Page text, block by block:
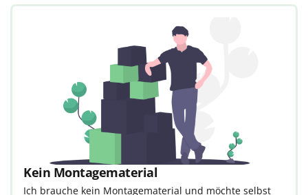
Kein Montagematerial
Ich brauche kein Montagematerial und möchte selbst